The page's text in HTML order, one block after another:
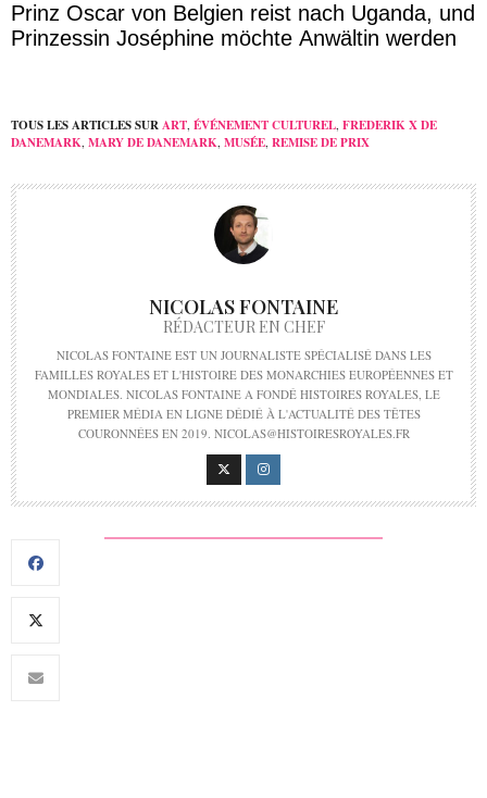
Prinz Oscar von Belgien reist nach Uganda, und
Prinzessin Joséphine möchte Anwältin werden
TOUS LES ARTICLES SURART, ÉVÉNEMENT CULTUREL, FREDERIK X DE
DANEMARK, MARY DE DANEMARK, MUSÉE, REMISE DE PRIX
NICOLAS FONTAINE
RÉDACTEUR EN CHEF
NICOLAS FONTAINE EST UN JOURNALISTE SPÉCIALISÉ DANS LES
FAMILLES ROYALES ET L'HISTOIRE DES MONARCHIES EUROPÉENNES ET
MONDIALES. NICOLAS FONTAINE A FONDÉ HISTOIRES ROYALES, LE
PREMIER MÉDIA EN LIGNE DÉDIÉ À L'ACTUALITÉ DES TÊTES
COURONNÉES EN 2019. NICOLAS@HISTOIRESROYALES.FR